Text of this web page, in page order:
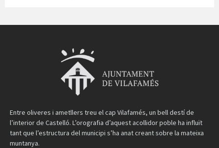
Entre oliveres i ametllers treu el cap Vilafamés, un bell destí de
l’interior de Castelló. L’orografia d’aquest acollidor poble ha influït
tant que l’estructura del municipi s’ha anat creant sobre la mateixa
muntanya.